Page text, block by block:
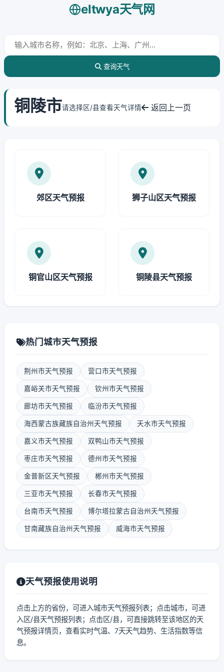
eltwya天气网
查询天气
铜陵市请选择区/县查看天气详情 返回上一页
郊区天气预报 狮子山区天气预报
铜官山区天气预报 铜陵县天气预报
热门城市天气预报
荆州市天气预报 营口市天气预报
嘉峪关市天气预报 钦州市天气预报
廊坊市天气预报 临汾市天气预报
海西蒙古族藏族自治州天气预报 天水市天气预报
嘉义市天气预报 双鸭山市天气预报
枣庄市天气预报 德州市天气预报
金普新区天气预报 郴州市天气预报
三亚市天气预报 长春市天气预报
台南市天气预报 博尔塔拉蒙古自治州天气预报
甘南藏族自治州天气预报 威海市天气预报
天气预报使用说明
点击上方的省份，可进入城市天气预报列表；点击城市，可进
入区/县天气预报列表；点击区/县，可直接跳转至该地区的天
气预报详情页，查看实时气温、7天天气趋势、生活指数等信
息。